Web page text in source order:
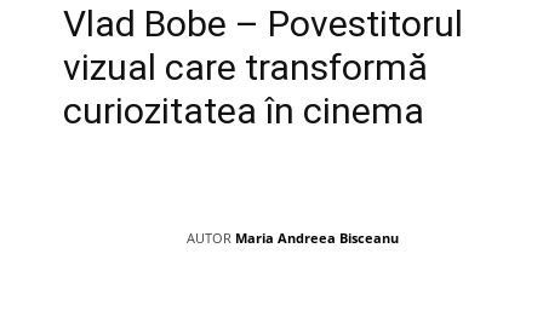
Vlad Bobe – Povestitorul
vizual care transformă
curiozitatea în cinema
AUTOR Maria Andreea Bisceanu